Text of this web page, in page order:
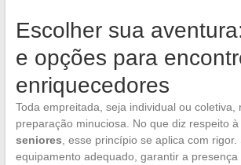
Escolher sua
e opções para
enriquecedores
Toda empreitada, seja individual ou coletiva,
preparação minuciosa. No que diz respeito à
seniores , esse princípio se aplica com
equipamento adequado, garantir a presença